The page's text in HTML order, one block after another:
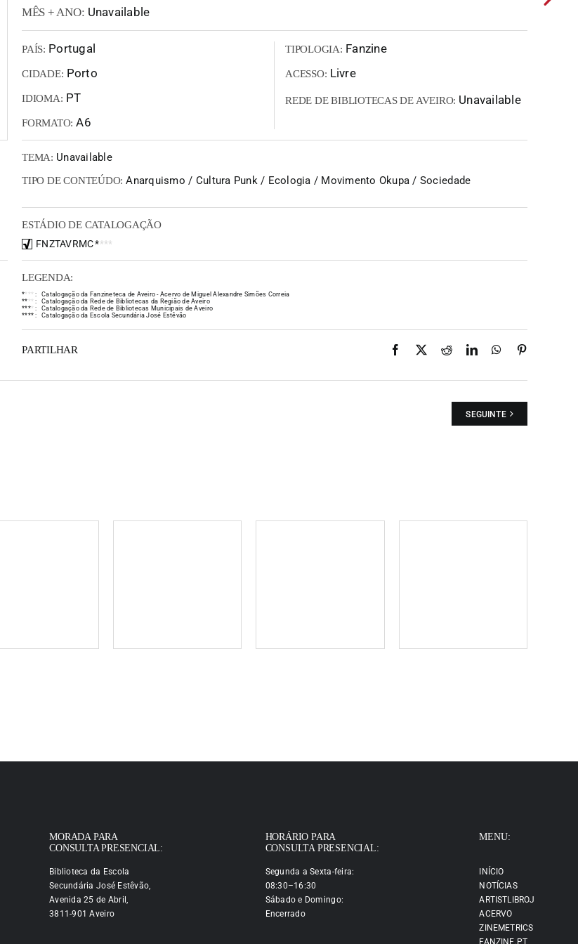
MÊS + ANO: Unavailable
PAÍS: Portugal
CIDADE: Porto
IDIOMA: PT
FORMATO: A6
TIPOLOGIA: Fanzine
ACESSO: Livre
REDE DE BIBLIOTECAS DE AVEIRO: Unavailable
TEMA: Unavailable
TIPO DE CONTEÚDO: Anarquismo / Cultura Punk / Ecologia / Movimento Okupa / Sociedade
ESTÁDIO DE CATALOGAÇÃO
FNZTAVRMC****
LEGENDA:
** * * :
Catalogação da Fanzineteca de Aveiro - Acervo de Miguel Alexandre Simões Correia
** * * :
Catalogação da Rede de Bibliotecas da Região de Aveiro
**** :
Catalogação da Rede de Bibliotecas Municipais de Aveiro
**** : Catalogação da Escola Secundária José Estêvão
PARTILHAR Facebook
X RedditLinkedInWhatsApp
SEGUINTE
MORADA PARA
CONSULTA PRESENCIAL:
Biblioteca da Escola
Secundária José Estêvão,
Avenida 25 de Abril,
3811-901 Aveiro
HORÁRIO PARA
CONSULTA PRESENCIAL:
Segunda a Sexta-feira:
08:30–16:30
Sábado e Domingo:
Encerrado
MENU:
INÍCIO
NOTÍCIAS
ARTISTLIBROJ
ACERVO
ZINEMETRICS